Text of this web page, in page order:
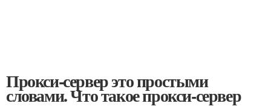
Прокси-сервер это простыми
словами. Что такое прокси-сервер